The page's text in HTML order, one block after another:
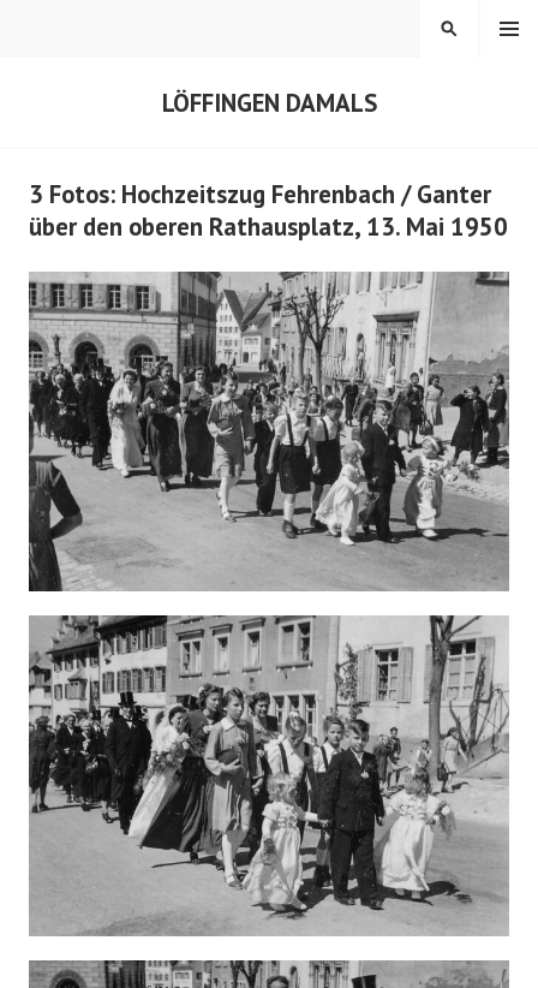
LÖFFINGEN DAMALS
MENÜ
SUCHEN
3 Fotos: Hochzeitszug Fehrenbach / Ganter
über den oberen Rathausplatz, 13. Mai 1950